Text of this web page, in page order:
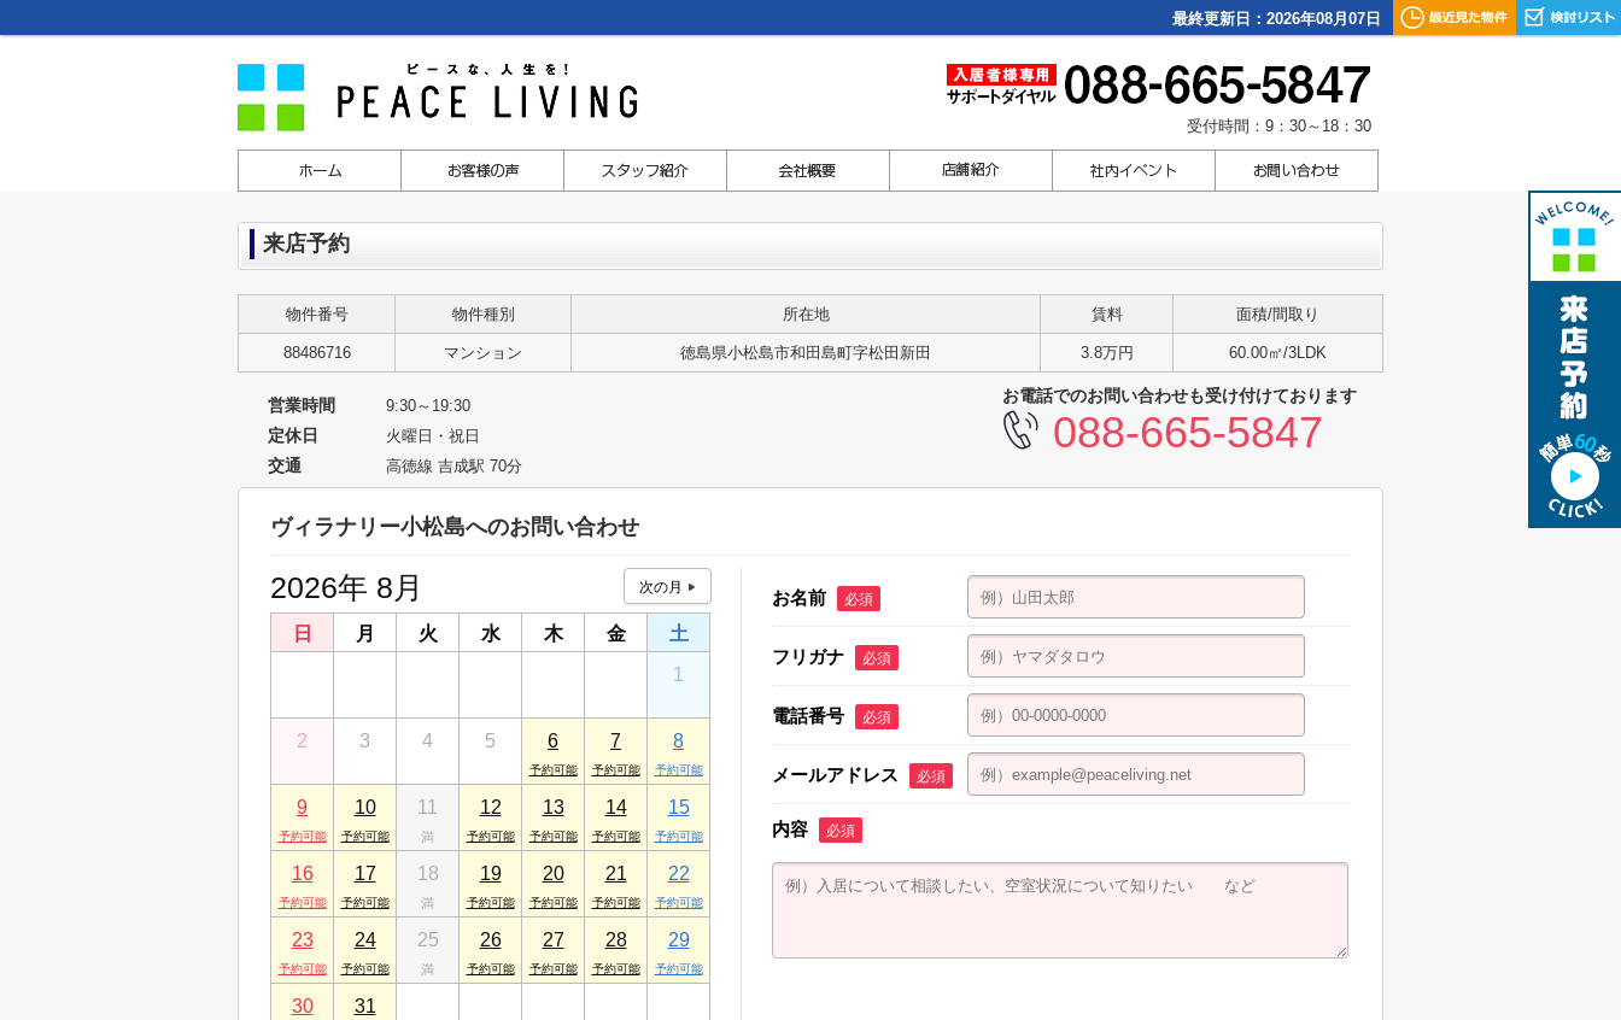
最終更新日：2026年08月07日
受付時間：9：30～18：30
来店予約
物件番号 物件種別 所在地 賃料 面積/間取り
88486716 マンション 徳島県小松島市和田島町字松田新田 3.8万円 60.00㎡/3LDK
営業時間 9:30～19:30
定休日 火曜日・祝日
交通 高徳線 吉成駅 70分
お電話でのお問い合わせも受け付けております
088-665-5847
ヴィラナリー小松島へのお問い合わせ
2026年 8月
日 月 火 水 木 金
土
1
2 3 4 5 6 7 8
9 10 11 12 13 14 15
16 17 18 19 20 21 22
23 24 25 26 27 28 29
30 31
お名前 必須
フリガナ 必須
電話番号 必須
メールアドレス 必須
内容 必須